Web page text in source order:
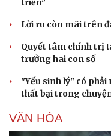
triển”
Lời ru còn mãi trên
Quyết tâm chính trị
trưởng hai con số
"Yếu sinh lý" có
thất bại trong
VĂN HÓA